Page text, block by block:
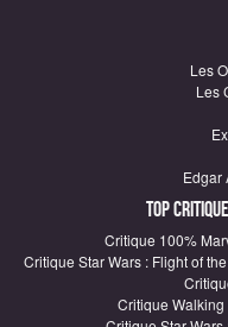
Les
Les
Edgar
Top
Critique 100%
Critique Star Wars : Flight of
Critique